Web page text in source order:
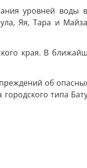
уровней
Яя, Тара и
края. В
об
типа